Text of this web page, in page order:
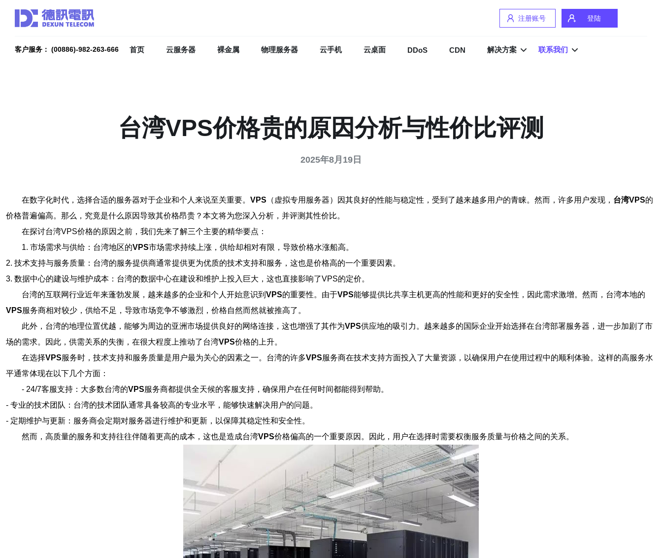
注册账号 登陆
客户服务： (00886)-982-263-666 首页 云服务器 裸金属 物理服务器 云手机 云桌面 DDoS CDN 解决方案 联系我们
台湾VPS价格贵的原因分析与性价比评测
2025年8月19日
在数字化时代，选择合适的服务器对于企业和个人来说至关重要。 VPS （虚拟专用服务器）因其良好的性能与稳定性，受到了越来越多用户的青睐。然而，许多用户发现， 台湾VPS的
价格普遍偏高。那么，究竟是什么原因导致其价格昂贵？本文将为您深入分析，并评测其性价比。
在探讨台湾VPS价格的原因之前，我们先来了解三个主要的精华要点：
1. 市场需求与供给：台湾地区的VPS市场需求持续上涨，供给却相对有限，导致价格水涨船高。
2. 技术支持与服务质量：台湾的服务提供商通常提供更为优质的技术支持和服务，这也是价格高的一个重要因素。
3. 数据中心的建设与维护成本：台湾的数据中心在建设和维护上投入巨大，这也直接影响了VPS的定价。
台湾的互联网行业近年来蓬勃发展，越来越多的企业和个人开始意识到 VPS的重要性。由于VPS能够提供比共享主机更高的性能和更好的安全性，因此需求激增。然而，台湾本地的
VPS服务商相对较少，供给不足，导致市场竞争不够激烈，价格自然而然就被推高了。
此外，台湾的地理位置优越，能够为周边的亚洲市场提供良好的网络连接，这也增强了其作为VPS供应地的吸引力。越来越多的国际企业开始选择在台湾部署服务器，进一步加剧了市
场的需求。因此，供需关系的失衡，在很大程度上推动了台湾VPS价格的上升。
在选择VPS服务时，技术支持和服务质量是用户最为关心的因素之一。台湾的许多VPS服务商在技术支持方面投入了大量资源，以确保用户在使用过程中的顺利体验。这样的高服务水
平通常体现在以下几个方面：
- 24/7客服支持：大多数台湾的VPS服务商都提供全天候的客服支持，确保用户在任何时间都能得到帮助。
- 专业的技术团队：台湾的技术团队通常具备较高的专业水平，能够快速解决用户的问题。
- 定期维护与更新：服务商会定期对服务器进行维护和更新，以保障其稳定性和安全性。
然而，高质量的服务和支持往往伴随着更高的成本，这也是造成台湾VPS价格偏高的一个重要原因。因此，用户在选择时需要权衡服务质量与价格之间的关系。